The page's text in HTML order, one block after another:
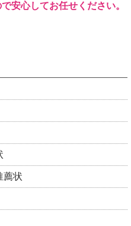
安心してお任せください。
薦状